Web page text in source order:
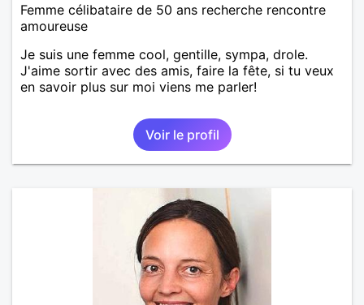
Femme célibataire de 50 ans recherche rencontre
amoureuse
Je suis une femme cool, gentille, sympa, drole.
J'aime sortir avec des amis, faire la fête, si tu veux
en savoir plus sur moi viens me parler!
Voir le profil